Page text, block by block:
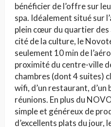
bénéficier de l’offre sur
spa. Idéalement situé sur
plein cœur du quartier
cité de la culture, le
seulement 10 min de
proximité du centre-ville
chambres (dont 4 suites)
wifi, d’un restaurant, d’un
réunions. En plus du
simple et généreux de
d’excellents plats du jour,